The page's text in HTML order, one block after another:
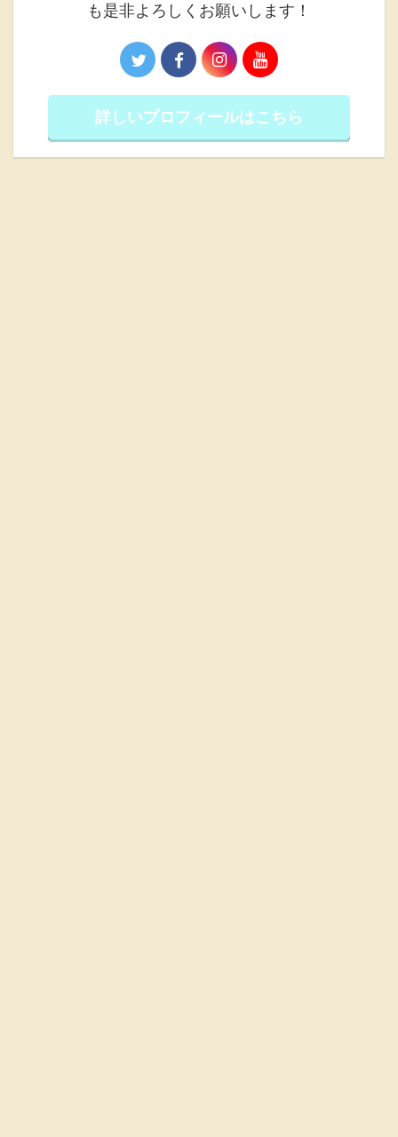
も是非よろしくお願いします！
詳しいプロフィールはこちら